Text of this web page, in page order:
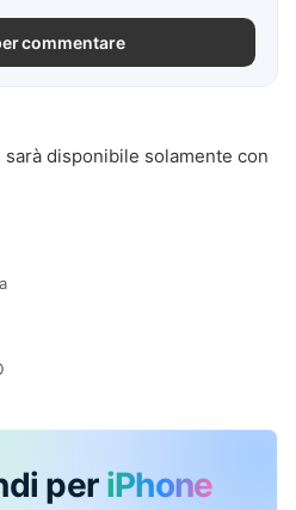
commentare
disponibile solamente con
per iPhone